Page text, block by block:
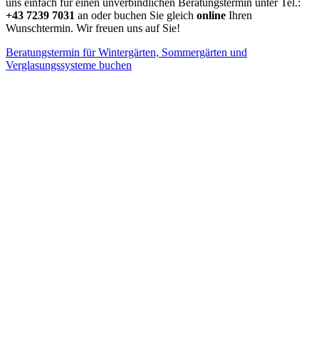
uns einfach für einen unverbindlichen Beratungstermin unter Tel.:
+43 7239 7031 an oder buchen Sie gleich online Ihren
Wunschtermin. Wir freuen uns auf Sie!
Beratungstermin für Wintergärten, Sommergärten und
Verglasungssysteme buchen